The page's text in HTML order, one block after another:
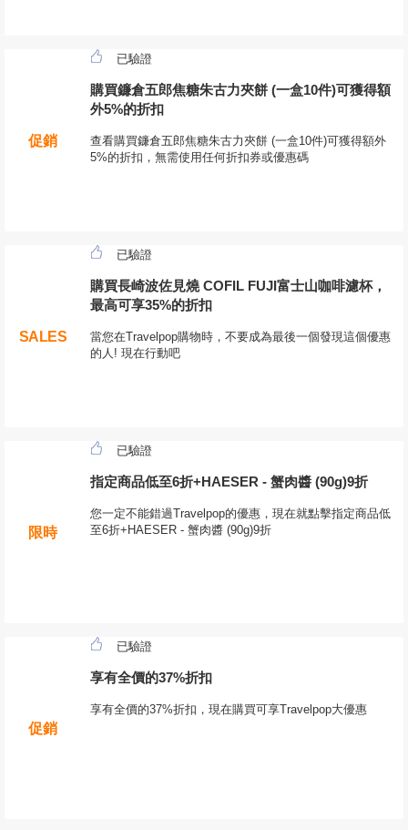
促銷
已驗證
購買鐮倉五郎焦糖朱古力夾餅 (一盒10件)可獲得額
外5%的折扣
查看購買鐮倉五郎焦糖朱古力夾餅 (一盒10件)可獲得額外
5%的折扣，無需使用任何折扣券或優惠碼
SALES
已驗證
購買長崎波佐見燒 COFIL FUJI富士山咖啡濾杯，
最高可享35%的折扣
當您在Travelpop購物時，不要成為最後一個發現這個優惠
的人! 現在行動吧
限時
已驗證
指定商品低至6折+HAESER - 蟹肉醬 (90g)9折
您一定不能錯過Travelpop的優惠，現在就點擊指定商品低
至6折+HAESER - 蟹肉醬 (90g)9折
促銷
已驗證
享有全價的37%折扣
享有全價的37%折扣，現在購買可享Travelpop大優惠